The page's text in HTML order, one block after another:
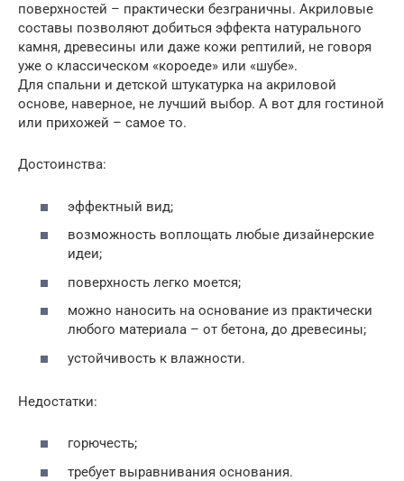
поверхностей – практически безграничны. Акриловые
составы позволяют добиться эффекта натурального
камня, древесины или даже кожи рептилий, не говоря
уже о классическом «короеде» или «шубе».
Для спальни и детской штукатурка на акриловой
основе, наверное, не лучший выбор. А вот для гостиной
или прихожей – самое то.
Достоинства:
эффектный вид;
возможность воплощать любые дизайнерские
идеи;
поверхность легко моется;
можно наносить на основание из практически
любого материала – от бетона, до древесины;
устойчивость к влажности.
Недостатки:
горючесть;
требует выравнивания основания.